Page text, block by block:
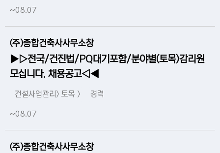
~08.07
(주)종합건축사사무소창
▶▷전국/건진법/PQ대기포함/분야별(토목)감리원
모십니다. 채용공고◁◀
건설사업관리> 토목 > 경력
~08.07
(주)종합건축사사무소창